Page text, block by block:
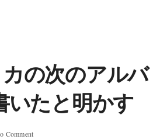
の次のアルバ
いたと明かす
Comment